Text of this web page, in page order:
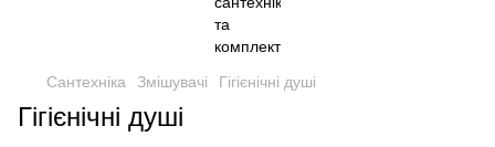
Сантехніка Змішувачі Гігієнічні душі
Гігієнічні душі